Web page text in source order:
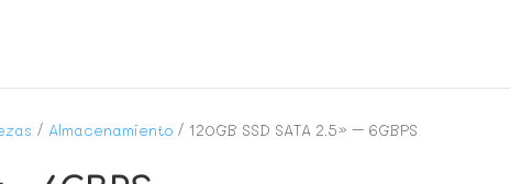
/ Almacenamiento / 120GB SSD SATA 2.5» – 6GBPS